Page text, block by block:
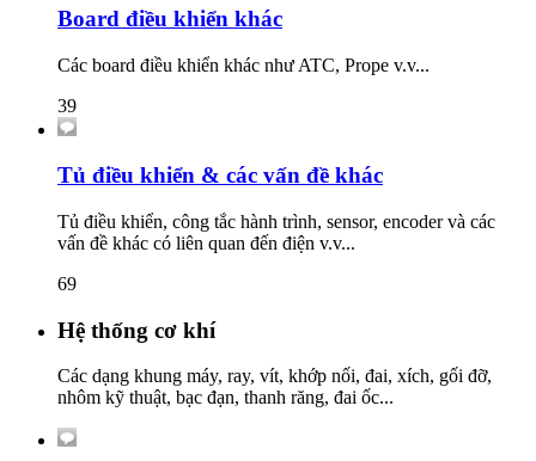
Board điều khiển khác
Các board điều khiển khác như ATC, Prope v.v...
39
Tủ điều khiển & các vấn đề khác
Tủ điều khiển, công tắc hành trình, sensor, encoder và các
vấn đề khác có liên quan đến điện v.v...
69
Hệ thống cơ khí
Các dạng khung máy, ray, vít, khớp nối, đai, xích, gối đỡ,
nhôm kỹ thuật, bạc đạn, thanh răng, đai ốc...